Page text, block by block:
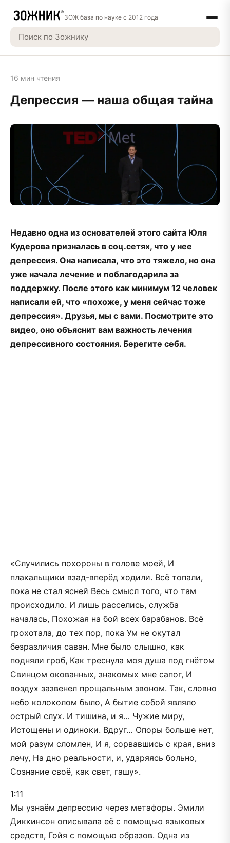
ЗОЖ база по науке с 2012 года
16 мин чтения
Депрессия — наша общая тайна
Недавно одна из основателей этого сайта Юля
Кудерова призналась в соц.сетях, что у нее
депрессия. Она написала, что это тяжело, но она
уже начала лечение и поблагодарила за
поддержку. После этого как минимум 12 человек
написали ей, что «похоже, у меня сейчас тоже
депрессия». Друзья, мы с вами. Посмотрите это
видео, оно объяснит вам важность лечения
депрессивного состояния. Берегите себя.
«Случились похороны в голове моей, И
плакальщики взад-вперёд ходили. Всё топали,
пока не стал ясней Весь смысл того, что там
происходило. И лишь расселись, служба
началась, Похожая на бой всех барабанов. Всё
грохотала, до тех пор, пока Ум не окутал
безразличия саван. Мне было слышно, как
подняли гроб, Как треснула моя душа под гнётом
Свинцом окованных, знакомых мне сапог, И
воздух зазвенел прощальным звоном. Так, словно
небо колоколом было, А бытие собой являло
острый слух. И тишина, и я… Чужие миру,
Истощены и одиноки. Вдруг… Опоры больше нет,
мой разум сломлен, И я, сорвавшись с края, вниз
лечу, На дно реальности, и, ударяясь больно,
Сознание своё, как свет, гашу».
1:11
Мы узнаём депрессию через метафоры. Эмили
Диккинсон описывала её с помощью языковых
средств, Гойя с помощью образов. Одна из